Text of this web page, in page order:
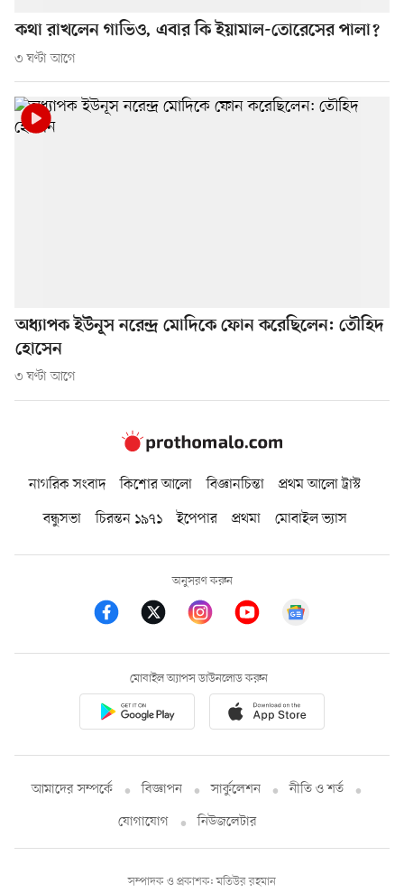
কথা রাখলেন গাভিও, এবার কি ইয়ামাল-তোরেসের পালা?
৩ ঘণ্টা আগে
অধ্যাপক ইউনূস নরেন্দ্র মোদিকে ফোন করেছিলেন: তৌহিদ
হোসেন
৩ ঘণ্টা আগে
নাগরিক সংবাদ কিশোর আলো বিজ্ঞানচিন্তা
প্রথম আলো ট্রাস্ট
বন্ধুসভা
চিরন্তন ১৯৭১ ইপেপার প্রথমা মোবাইল ভ্যাস
অনুসরণ করুন
মোবাইল অ্যাপস ডাউনলোড করুন
আমাদের সম্পর্কে বিজ্ঞাপন সার্কুলেশন
নীতি ও শর্ত
যোগাযোগ
নিউজলেটার
সম্পাদক ও প্রকাশক: মতিউর রহমান